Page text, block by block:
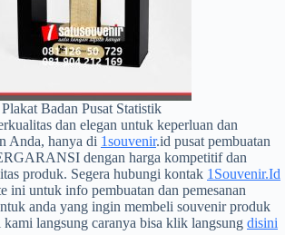
Plakat Badan Pusat Statistik
dan elegan untuk keperluan dan
Anda, hanya di 1souvenir.id pusat pembuatan
dengan harga kompetitif dan
produk. Segera hubungi kontak 1Souvenir.Id
ini untuk info pembuatan dan pemesanan
anda yang ingin membeli souvenir produk
langsung caranya bisa klik langsung disini